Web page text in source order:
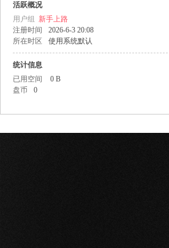
活跃概况
用户组 新手上路
注册时间
2026-6-3 20:08
所在时区
使用系统默认
统计信息
已用空间
0 B
盘币
0